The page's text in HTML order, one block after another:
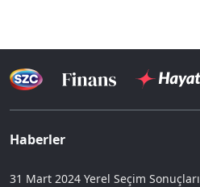
Haberler
31 Mart 2024 Yerel Seçim Sonuçları